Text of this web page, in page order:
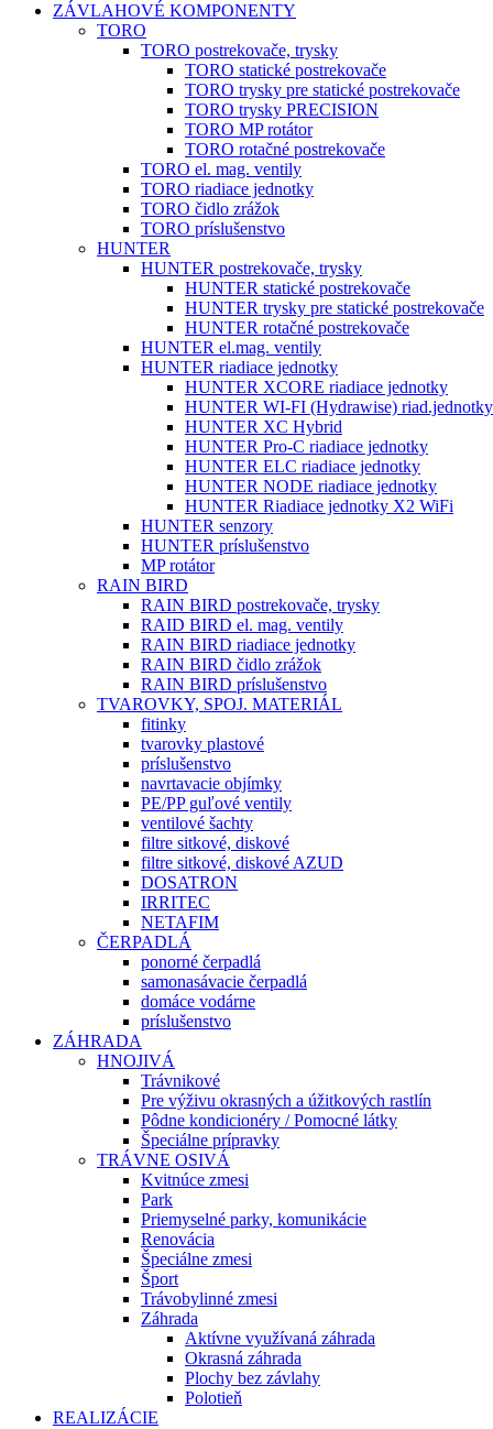
ZÁVLAHOVÉ KOMPONENTY
TORO
TORO postrekovače, trysky
TORO statické postrekovače
TORO trysky pre statické postrekovače
TORO trysky PRECISION
TORO MP rotátor
TORO rotačné postrekovače
TORO el. mag. ventily
TORO riadiace jednotky
TORO čidlo zrážok
TORO príslušenstvo
HUNTER
HUNTER postrekovače, trysky
HUNTER statické postrekovače
HUNTER trysky pre statické postrekovače
HUNTER rotačné postrekovače
HUNTER el.mag. ventily
HUNTER riadiace jednotky
HUNTER XCORE riadiace jednotky
HUNTER WI-FI (Hydrawise) riad.jednotky
HUNTER XC Hybrid
HUNTER Pro-C riadiace jednotky
HUNTER ELC riadiace jednotky
HUNTER NODE riadiace jednotky
HUNTER Riadiace jednotky X2 WiFi
HUNTER senzory
HUNTER príslušenstvo
MP rotátor
RAIN BIRD
RAIN BIRD postrekovače, trysky
RAID BIRD el. mag. ventily
RAIN BIRD riadiace jednotky
RAIN BIRD čidlo zrážok
RAIN BIRD príslušenstvo
TVAROVKY, SPOJ. MATERIÁL
fitinky
tvarovky plastové
príslušenstvo
navrtavacie objímky
PE/PP guľové ventily
ventilové šachty
filtre sitkové, diskové
filtre sitkové, diskové AZUD
DOSATRON
IRRITEC
NETAFIM
ČERPADLÁ
ponorné čerpadlá
samonasávacie čerpadlá
domáce vodárne
príslušenstvo
ZÁHRADA
HNOJIVÁ
Trávnikové
Pre výživu okrasných a úžitkových rastlín
Pôdne kondicionéry / Pomocné látky
Špeciálne prípravky
TRÁVNE OSIVÁ
Kvitnúce zmesi
Park
Priemyselné parky, komunikácie
Renovácia
Špeciálne zmesi
Šport
Trávobylinné zmesi
Záhrada
Aktívne využívaná záhrada
Okrasná záhrada
Plochy bez závlahy
Polotieň
REALIZÁCIE